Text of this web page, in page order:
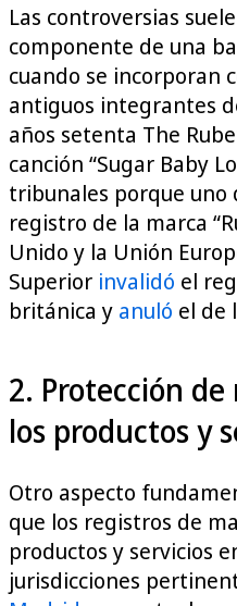
Las controversias
componente de una
cuando se incorporan
antiguos integrantes
años setenta The
canción “Sugar Baby
tribunales porque uno
registro de la marca
Unido y la Unión
Superior invalidó el
británica y anuló el de
2. Protección
los productos y
Otro aspecto
que los registros de
productos y servicios
jurisdicciones